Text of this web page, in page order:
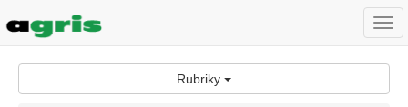
Rubriky